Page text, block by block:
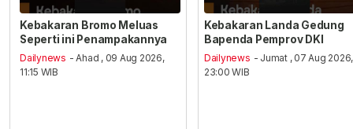
Kebakaran Bromo Meluas
Seperti ini Penampakannya
Dailynews - Ahad , 09 Aug 2026,
11:15 WIB
Kebakaran Landa Gedung
Bapenda Pemprov DKI
Dailynews - Jumat , 07 Aug 2026,
23:00 WIB